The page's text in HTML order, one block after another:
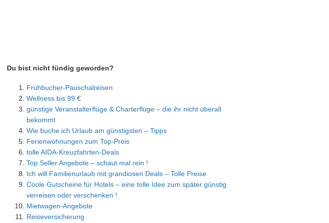
Du bist nicht fündig geworden?
Frühbucher-Pauschalreisen
Wellness bis 99 €
günstige Veranstalterflüge & Charterflüge – die ihr nicht überall
bekommt
Wie buche ich Urlaub am günstigsten – Tipps
Ferienwohnungen zum Top-Preis
tolle AIDA-Kreuzfahrten-Deals
Top Seller Angebote – schaut mal rein !
Ich will Familienurlaub mit grandiosen Deals – Tolle Preise
Coole Gutscheine für Hotels – eine tolle Idee zum später günstig
verreisen oder verschenken !
Mietwagen-Angebote
Reiseversicherung